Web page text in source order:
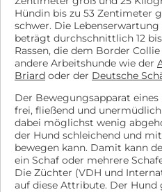
Hündin bis zu 53 Zentimeter
schwer. Die
beträgt durchschnittlich 12
Rassen, die dem Border
andere Arbeitshunde wie der
Briard oder der Deutsche
Der Bewegungsapparat
frei, fließend und
dabei möglichst wenig
der Hund schleichend und
bewegen kann. Damit kann
ein Schaf oder mehrere
Die Züchter (VDH und
auf diese Attribute. Der Hund